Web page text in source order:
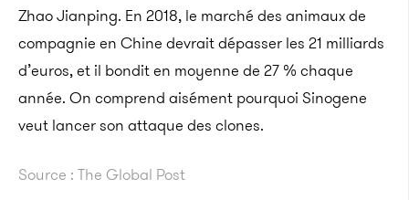
Zhao Jianping. En 2018, le marché des animaux de
compagnie en Chine devrait dépasser les 21 milliards
d’euros, et il bondit en moyenne de 27 % chaque
année. On comprend aisément pourquoi Sinogene
veut lancer son attaque des clones.
Source : The Global Post